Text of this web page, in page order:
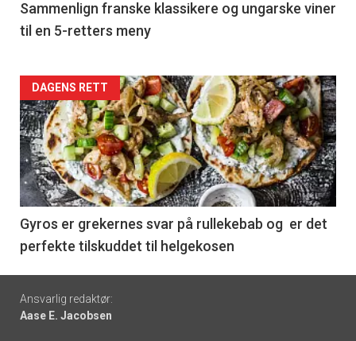
5
Sammenlign franske klassikere og ungarske viner
til en 5-retters meny
Forsiden
akkurat
nå
-
6
DAGENS RETT
Gyros er grekernes svar på rullekebab og er det
perfekte tilskuddet til helgekosen
Footer
-
Ansvarlig redaktør:
Aase E. Jacobsen